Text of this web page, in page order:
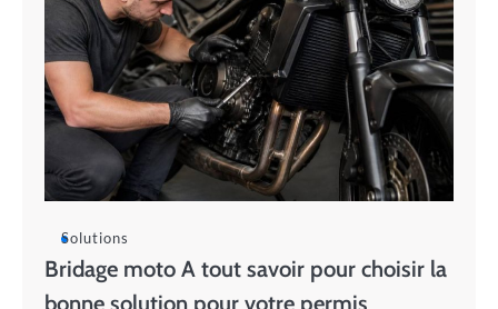
Solutions
Bridage moto A tout savoir pour choisir la
bonne solution pour votre permis